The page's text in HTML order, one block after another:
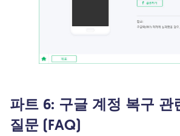
파트 6: 구글 계정 복구 관
질문 (FAQ)